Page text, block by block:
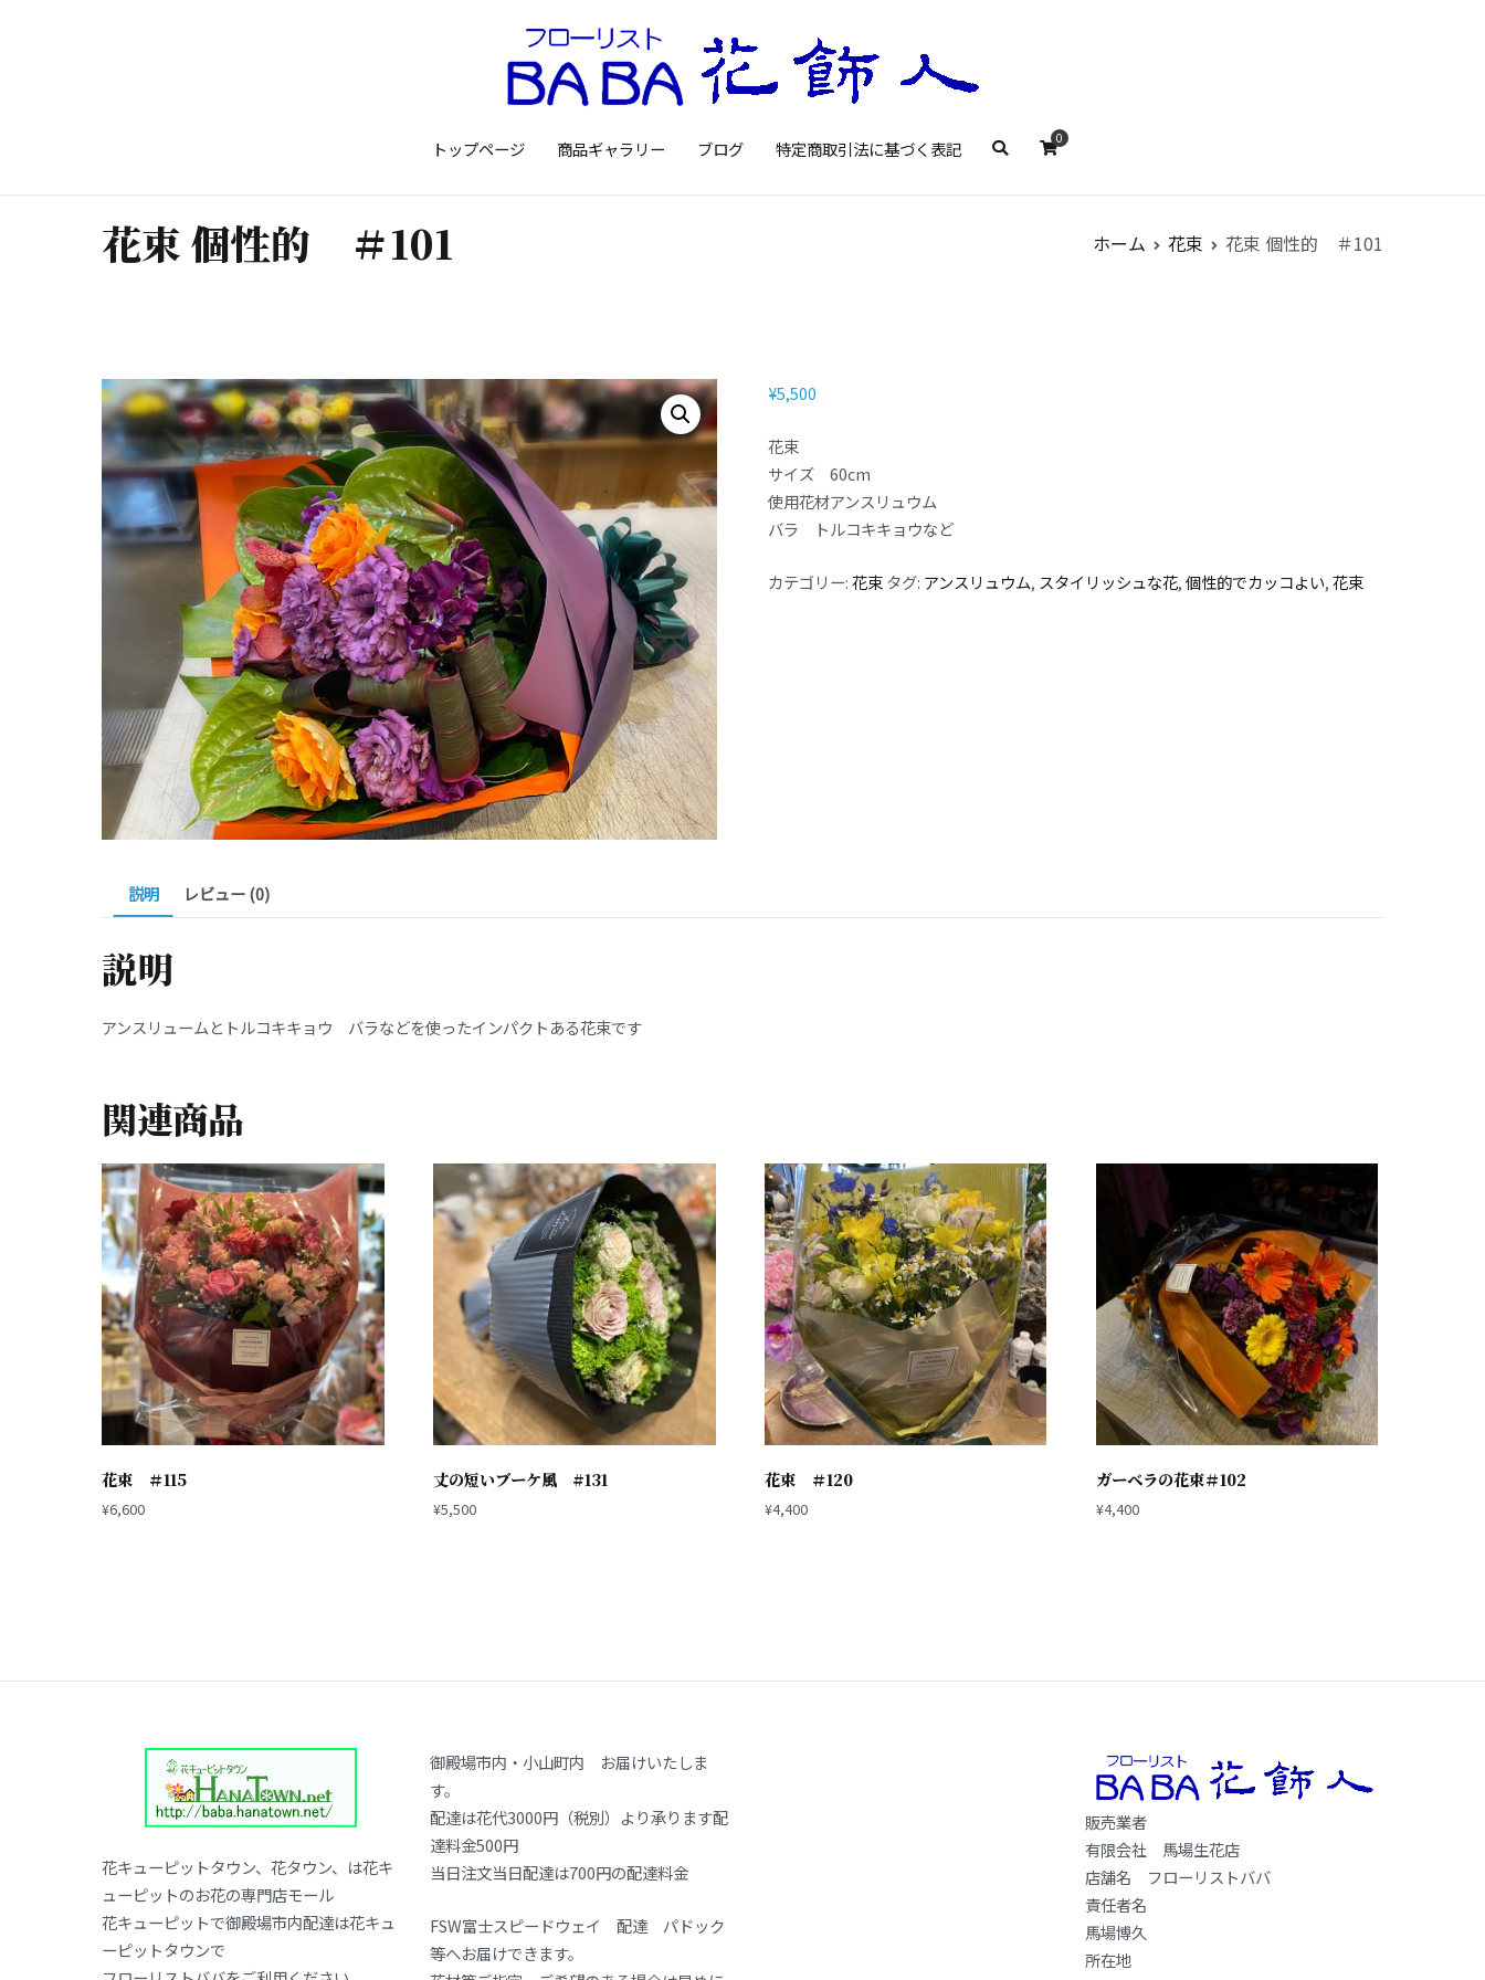
Floristbaba フローリストババ
お花を贈るなら御殿場の花店フローリストババ
トップページ 商品ギャラリー ブログ 特定商取引法に基づく表記 0
花束 個性的 ＃101 ホーム 花束 花束 個性的 ＃101
¥5,500
花束
サイズ 60cm
使用花材アンスリュウム
バラ トルコキキョウなど
カテゴリー:花束タグ: アンスリュウム, スタイリッシュな花,個性的でカッコよい,花束
説明 レビュー (0)
説明
アンスリュームとトルコキキョウ バラなどを使ったインパクトある花束です
関連商品
花束 ＃115
¥6,600
丈の短いブーケ風 #131
¥5,500
花束 ＃120
¥4,400
ガーベラの花束＃102
¥4,400
花キューピットタウン、花タウン、は花キ
ューピットのお花の専門店モール
花キューピットで御殿場市内配達は花キュ
ーピットタウンで
御殿場市内・小山町内 お届けいたしま
す。
配達は花代3000円（税別）より承ります配
達料金500円
当日注文当日配達は700円の配達料金
FSW富士スピードウェイ 配達 パドック
等へお届けできます。
販売業者
有限会社 馬場生花店
店舗名 フローリストババ
責任者名
馬場博久
所在地